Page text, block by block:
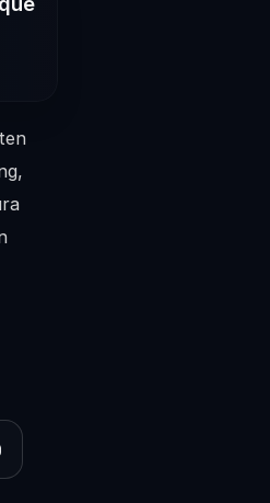
perfil para compartir